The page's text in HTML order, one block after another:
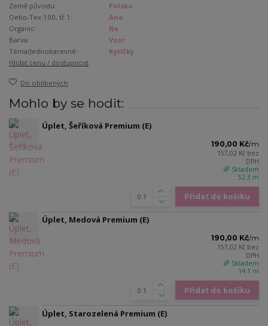
Země původu:
Polsko
Oeko-Tex 100, tř.1:
Ano
Organic:
Ne
Barva:
Vzor
Téma/Jednobarevné:
Kytičky
Hlídat cenu / dostupnost
Do oblíbených
Mohlo by se hodit:
Úplet, Šeříková Premium (E)
190,00 Kč/m
157,02 Kč bez
DPH
🌈 Skladem
52.3 m
Přidat do košíku
Úplet, Medová Premium (E)
190,00 Kč/m
157,02 Kč bez
DPH
🌈 Skladem
14.1 m
Přidat do košíku
Úplet, Starozelená Premium (E)